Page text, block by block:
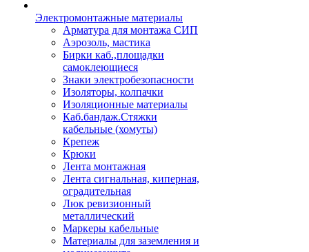
Электромонтажные материалы
Арматура для монтажа СИП
Аэрозоль, мастика
Бирки каб.,площадки
самоклеющиеся
Знаки электробезопасности
Изоляторы, колпачки
Изоляционные материалы
Каб.бандаж.Стяжки
кабельные (хомуты)
Крепеж
Крюки
Лента монтажная
Лента сигнальная, киперная,
оградительная
Люк ревизионный
металлический
Маркеры кабельные
Материалы для заземления и